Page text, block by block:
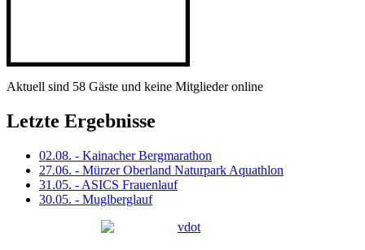
Aktuell sind 58 Gäste und keine Mitglieder online
Letzte Ergebnisse
02.08. - Kainacher Bergmarathon
27.06. - Mürzer Oberland Naturpark Aquathlon
31.05. - ASICS Frauenlauf
30.05. - Muglberglauf